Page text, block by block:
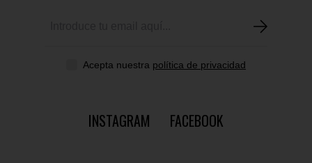
Acepta nuestra política de privacidad
INSTAGRAM FACEBOOK